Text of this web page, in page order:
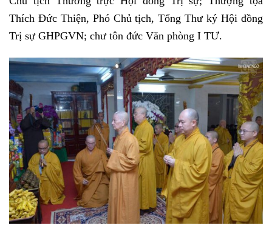
Thích Đức Thiện, Phó Chủ tịch, Tổng Thư ký Hội đồng
Trị sự GHPGVN; chư tôn đức Văn phòng I TƯ.